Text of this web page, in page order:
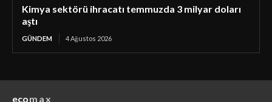
Kimya sektörü ihracatı temmuzda 3 milyar doları
aştı
GÜNDEM 4 Ağustos 2026
ecomax